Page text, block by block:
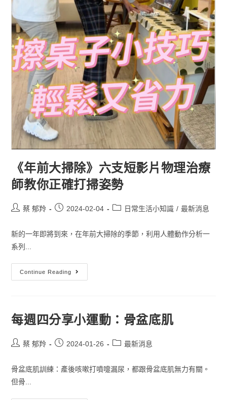
《年前大掃除》六支短影片物理治療
師教你正確打掃姿勢
蔡 郁羚 2024-02-04 日常生活小知識 / 最新消息
新的一年即將到來，在年前大掃除的季節，利用人體動作分析一
系列...
Continue Reading
每週四分享小運動：骨盆底肌
蔡 郁羚 2024-01-26 最新消息
骨盆底肌訓練：產後咳嗽打噴嚏漏尿，都跟骨盆底肌無力有關。
但骨...